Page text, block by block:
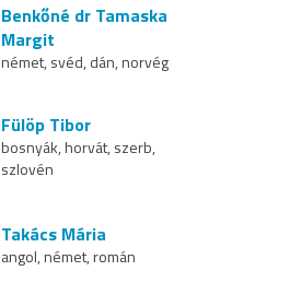
Benkőné dr Tamaska
Margit
német, svéd, dán, norvég
Fülöp Tibor
bosnyák, horvát, szerb,
szlovén
Takács Mária
angol, német, román